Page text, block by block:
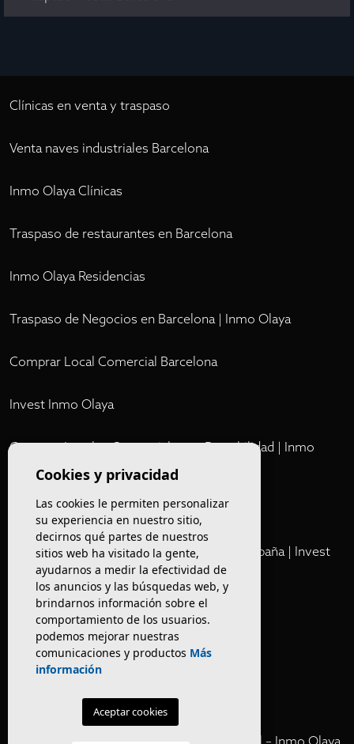
Clínicas en venta y traspaso
Venta naves industriales Barcelona
Inmo Olaya Clínicas
Traspaso de restaurantes en Barcelona
Inmo Olaya Residencias
Traspaso de Negocios en Barcelona | Inmo Olaya
Comprar Local Comercial Barcelona
Invest Inmo Olaya
Comprar Locales Comerciales en Rentabilidad | Inmo
Olaya
Cartera Privada de Activos Hoteleros en España | Invest
Inmo Olaya
Venta de edificios
Comprar restaurante en Barcelona
Negocios en rentabilidad en Barcelona
Cookies y privacidad
Las cookies le permiten personalizar
su experiencia en nuestro sitio,
decirnos qué partes de nuestros
sitios web ha visitado la gente,
ayudarnos a medir la efectividad de
los anuncios y las búsquedas web, y
brindarnos información sobre el
comportamiento de los usuarios.
podemos mejorar nuestras
comunicaciones y productos Más
información
Aceptar cookies